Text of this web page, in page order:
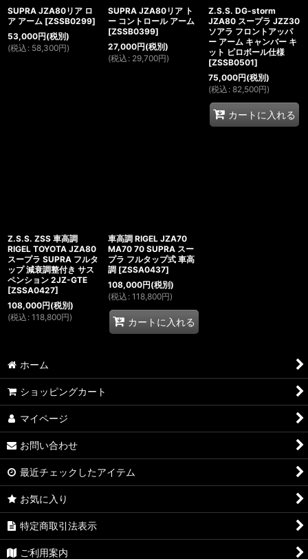
SUPRA JZA80リア ロ
ア アーム [ZSSB0299]
53,000円(税別)
(税込 : 58,300円)
SUPRA JZA80リア ト
ー コントロール アーム
[ZSSB0399]
27,000円(税別)
(税込 : 29,700円)
Z.S.S. DG-storm
JZA80 スープラ JZZ30
ソアラ フロントアッパ
ー アーム キャンバー キ
ット ピロボール仕様
[ZSSB0501]
75,000円(税別)
(税込 : 82,500円)
カートに入れる
Z.S.S. ZSS 車高調
RIGEL TOYOTA JZA80
スープラ SUPRA フルタ
ップ 減衰調整付き サス
ペンション 2JZ-GTE
[ZSSA0427]
108,000円(税別)
(税込 : 118,800円)
車高調 RIGEL JZA70
MA70 70 SUPRA スー
プラ フルタップ式 車高
調 [ZSSA0437]
108,000円(税別)
(税込 : 118,800円)
カートに入れる
ホーム
ショッピングカート
マイページ
お問い合わせ
最近チェックしたアイテム
お気に入り
特定商取引法表示
ご利用案内